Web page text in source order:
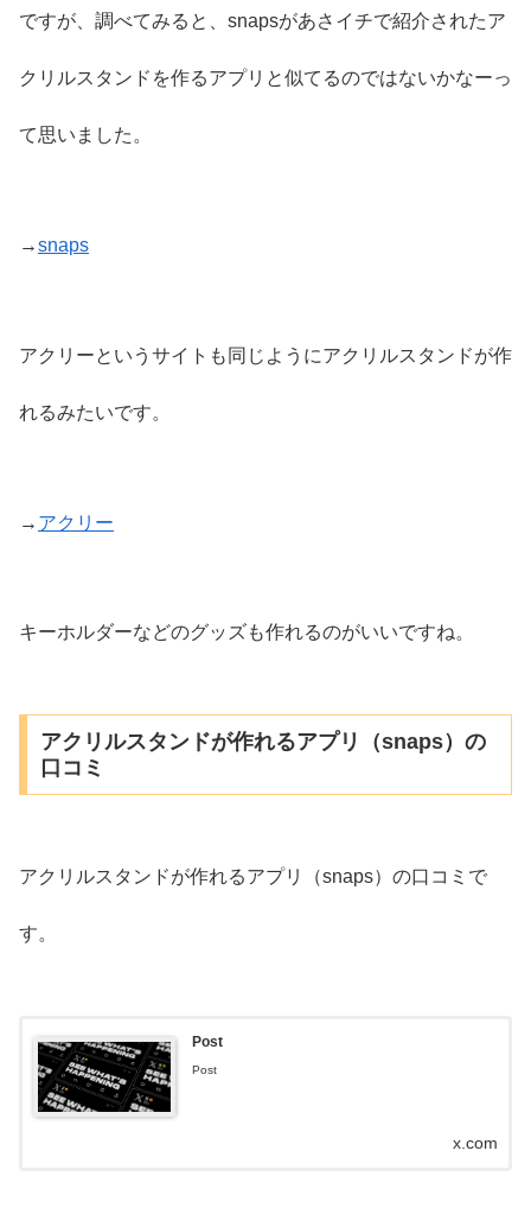
ですが、調べてみると、snapsがあさイチで紹介されたア
クリルスタンドを作るアプリと似てるのではないかなーっ
て思いました。
→snaps
アクリーというサイトも同じようにアクリルスタンドが作
れるみたいです。
→ アクリー
キーホルダーなどのグッズも作れるのがいいですね。
アクリルスタンドが作れるアプリ（snaps）の
口コミ
アクリルスタンドが作れるアプリ（snaps）の口コミで
す。
Post
Post
x.com